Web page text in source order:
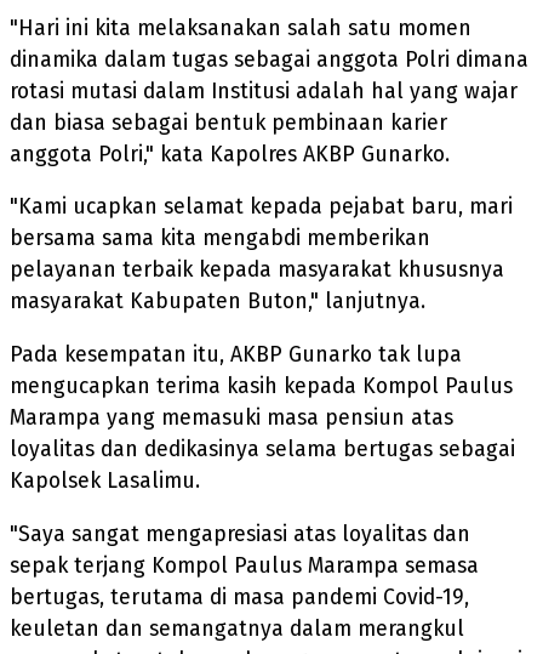
"Hari ini kita melaksanakan salah satu momen
dinamika dalam tugas sebagai anggota Polri dimana
rotasi mutasi dalam Institusi adalah hal yang wajar
dan biasa sebagai bentuk pembinaan karier
anggota Polri," kata Kapolres AKBP Gunarko.
"Kami ucapkan selamat kepada pejabat baru, mari
bersama sama kita mengabdi memberikan
pelayanan terbaik kepada masyarakat khususnya
masyarakat Kabupaten Buton," lanjutnya.
Pada kesempatan itu, AKBP Gunarko tak lupa
mengucapkan terima kasih kepada Kompol Paulus
Marampa yang memasuki masa pensiun atas
loyalitas dan dedikasinya selama bertugas sebagai
Kapolsek Lasalimu.
"Saya sangat mengapresiasi atas loyalitas dan
sepak terjang Kompol Paulus Marampa semasa
bertugas, terutama di masa pandemi Covid-19,
keuletan dan semangatnya dalam merangkul